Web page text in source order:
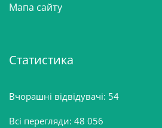
Мапа сайту
Статистика
Вчорашні відвідувачі: 54
Всі перегляди: 48 056